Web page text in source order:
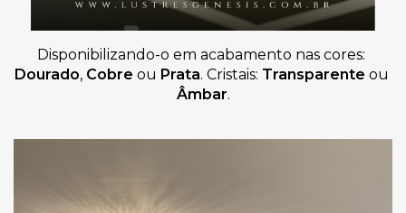
Dourado, Cobre ou Prata. Cristais: Transparente
Âmbar.